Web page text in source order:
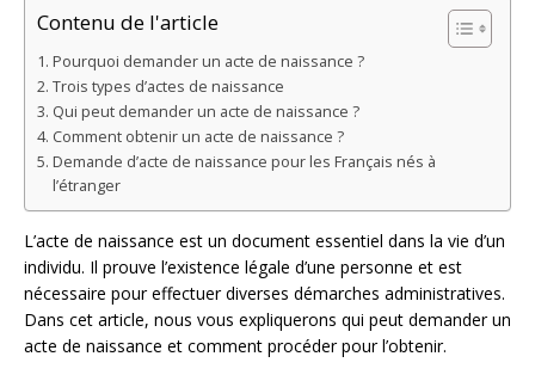
Contenu de l'article
Pourquoi demander un acte de naissance ?
Trois types d’actes de naissance
Qui peut demander un acte de naissance ?
Comment obtenir un acte de naissance ?
Demande d’acte de naissance pour les Français nés à
l’étranger
L’acte de naissance est un document essentiel dans la vie d’un
individu. Il prouve l’existence légale d’une personne et est
nécessaire pour effectuer diverses démarches administratives.
Dans cet article, nous vous expliquerons qui peut demander un
acte de naissance et comment procéder pour l’obtenir.